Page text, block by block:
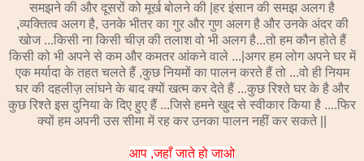
समझने की और दूसरों को मूर्ख बोलने की |हर इंसान की समझ अलग है
,व्यक्तित्व अलग है, उनके भीतर का गुर और गुण अलग है और उनके अंदर की
खोज ...किसी ना किसी चीज़ की तलाश वो भी अलग है...तो हम कौन होते हैं
किसी को भी अपने से कम और कमतर आंकने वाले ...|अगर हम लोग अपने घर में
एक मर्यादा के तहत चलते हैं ,कुछ नियमों का पालन करते हैं तो ...वो ही नियम
घर की दहलीज़ लांघने के बाद क्यों खत्म कर देते हैं ...कुछ रिश्ते घर के है और
कुछ रिश्ते इस दुनिया के दिए हुए हैं ...जिसे हमने खुद से स्वीकार किया है ....फिर
क्यों हम अपनी उस सीमा में रह कर उनका पालन नहीं कर सकते ||
आप ,जहाँ जाते हो जाओ